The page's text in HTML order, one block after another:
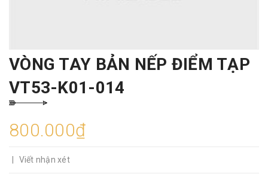
VÒNG TAY BẢN NẾP ĐIỂM TẠP
VT53-K01-014
800.000₫
Viết nhận xét